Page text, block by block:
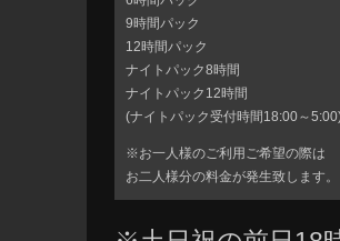
9時間パック
12時間パック
ナイトパック8時間
ナイトパック12時間
(ナイトパック受付時間18:00～
※お一人様のご利用ご希望の際は
お二人様分の料金が発生致します。